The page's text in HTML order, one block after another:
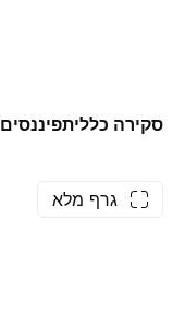
סקירה כלליתפיננסים
גרף מלא